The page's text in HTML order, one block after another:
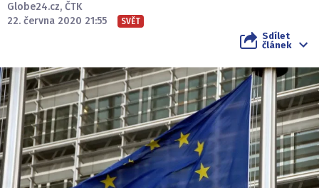
Globe24.cz, ČTK
22. června 2020 21:55
SVĚT
Sdílet
článek